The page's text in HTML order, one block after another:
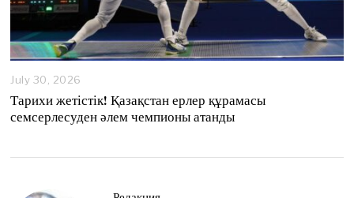
July 30, 2026
Тарихи жетістік! Қазақстан ерлер құрамасы
семсерлесуден әлем чемпионы атанды